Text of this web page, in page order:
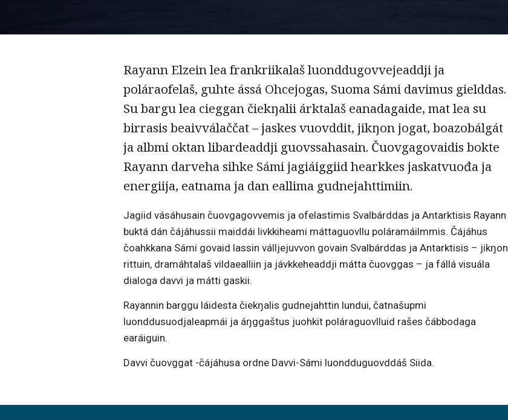
Rayann Elzein lea frankriikalaš luonddugovvejeaddji ja
poláraofelaš, guhte ássá Ohcejogas, Suoma Sámi davimus gielddas.
Su bargu lea cieggan čiekŋalii árktalaš eanadagaide, mat lea su
birrasis beaivválaččat – jaskes vuovddit, jikŋon jogat, boazobálgát
ja albmi oktan libardeaddji guovssahasain. Čuovgagovaidis bokte
Rayann darveha sihke Sámi jagiáiggiid hearkkes jaskatvuođa ja
energiija, eatnama ja dan eallima gudnejahttimiin.
Jagiid vásáhusain čuovgagovvemis ja ofelastimis Svalbárddas ja Antarktisis Rayann
buktá dán čájáhussii maiddái livkkiheami máttaguovllu poláramáilmmis. Čájáhus
čoahkkana Sámi govaid lassin válljejuvvon govain Svalbárddas ja Antarktisis – jikŋon
rittuin, dramáhtalaš vildaealliin ja jávkkeheaddji mátta čuovggas – ja fállá visuála
dialoga davvi ja mátti gaskii.
Rayannin barggu láidesta čiekŋalis gudnejahttin lundui, čatnašupmi
luonddusuodjaleapmái ja áŋggaštus juohkit poláraguovlluid rašes čábbodaga
earáiguin.
Davvi čuovggat -čájáhusa ordne Davvi-Sámi luondduguovddáš Siida.